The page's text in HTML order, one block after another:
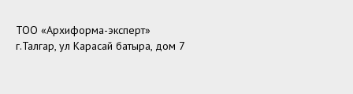
ТОО «Архиформа-эксперт»
г.Талгар, ул Карасай батыра, дом 7